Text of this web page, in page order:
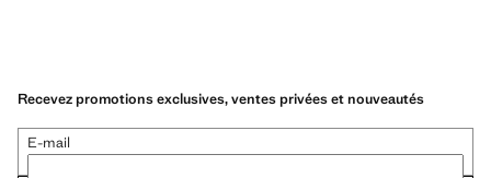
Recevez promotions exclusives, ventes privées et nouveautés
E-mail